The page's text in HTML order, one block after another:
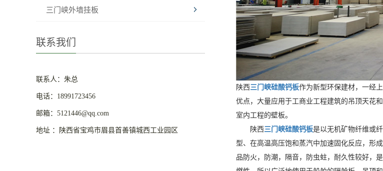
三门峡外墙挂板
联系我们
联系人：朱总
电话：18991723456
邮箱：5121446@qq.com
地址 ：陕西省宝鸡市眉县首善镇城西工业园区
陕西三门峡硅酸钙板作为新型环保建材，一经
优点，大量应用于工商业工程建筑的吊顶天花
室内工程的壁板。
陕西三门峡硅酸钙板是以无机矿物纤维或
型、在高温高压饱和蒸汽中加速固化反应，形
品防火，防潮，隔音，防虫蛀，耐久性较好，